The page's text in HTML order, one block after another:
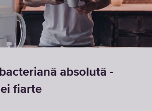
absolută -
fiarte